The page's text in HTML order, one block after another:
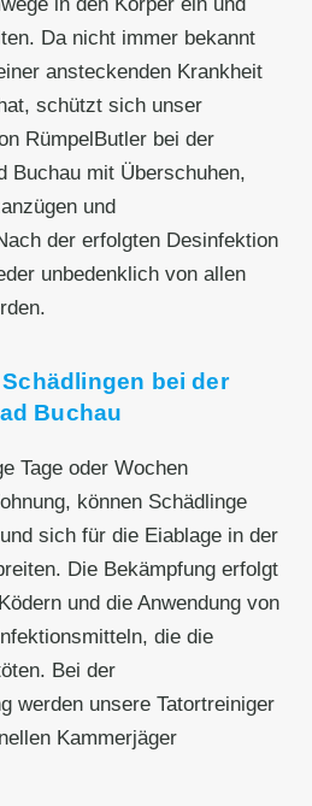
Da nicht immer bekannt
ansteckenden Krankheit
schützt sich unser
RümpelButler bei der
Buchau mit Überschuhen,
und
der erfolgten Desinfektion
unbedenklich von allen
bei der
Buchau
Tage oder Wochen
können Schädlinge
sich für die Eiablage in der
Die Bekämpfung erfolgt
und die Anwendung von
die die
Bei der
werden unsere Tatortreiniger
Kammerjäger